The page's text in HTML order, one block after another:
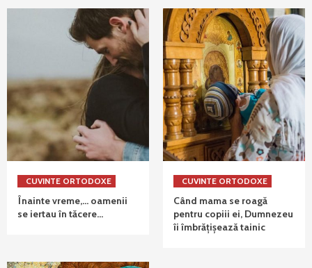
CUVINTE ORTODOXE
Înainte vreme,… oamenii
se iertau în tăcere…
CUVINTE ORTODOXE
Când mama se roagă
pentru copiii ei, Dumnezeu
îi îmbrățișează tainic